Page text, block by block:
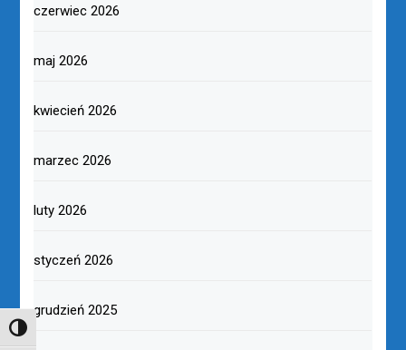
TOGGLE HIGH CONTRAST
czerwiec 2026
maj 2026
kwiecień 2026
marzec 2026
luty 2026
styczeń 2026
grudzień 2025